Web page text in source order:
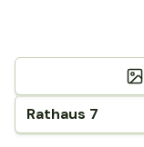
Rathaus 7